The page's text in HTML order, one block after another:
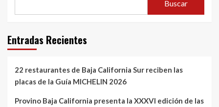
Buscar
Entradas Recientes
22 restaurantes de Baja California Sur reciben las
placas de la Guía MICHELIN 2026
Provino Baja California presenta la XXXVI edición de las